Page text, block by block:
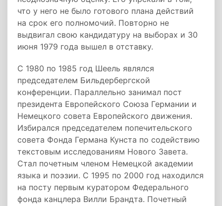
что у него не было готового плана действий
на срок его полномочий. Повторно не
выдвигал свою кандидатуру на выборах и 30
июня 1979 года вышел в отставку.
С 1980 по 1985 год Шеель являлся
председателем Бильдербергской
конференции. Параллельно занимал пост
президента Европейского Союза Германии и
Немецкого совета Европейского движения.
Избирался председателем попечительского
совета Фонда Германа Кунста по содействию
текстовым исследованиям Нового Завета.
Стал почетным членом Немецкой академии
языка и поэзии. С 1995 по 2000 год находился
на посту первым куратором Федерального
фонда канцлера Вилли Брандта. Почетный